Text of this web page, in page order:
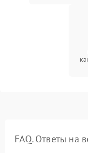
FAQ. Ответы на